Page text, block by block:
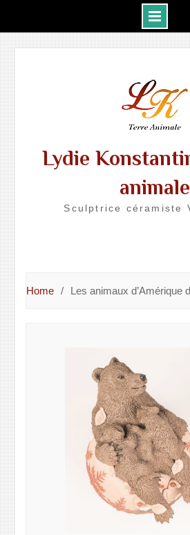
Lydie
animale
Sculptrice céramiste
Home Les animaux d’Amérique